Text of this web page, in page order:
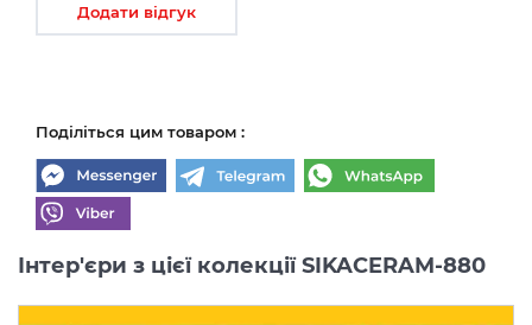
Додати відгук
Поділіться цим товаром :
Інтер'єри з цієї колекції SIKACERAM-880